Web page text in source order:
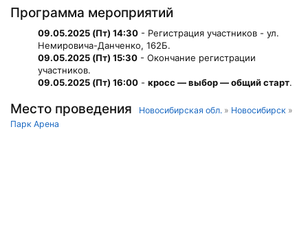
Программа мероприятий
09.05.2025 (Пт) 14:30 - Регистрация участников - ул.
Немировича-Данченко, 162Б.
09.05.2025 (Пт) 15:30 - Окончание регистрации
участников.
09.05.2025 (Пт) 16:00 - кросс — выбор — общий старт.
Место проведения Новосибирская обл. » Новосибирск »
Парк Арена